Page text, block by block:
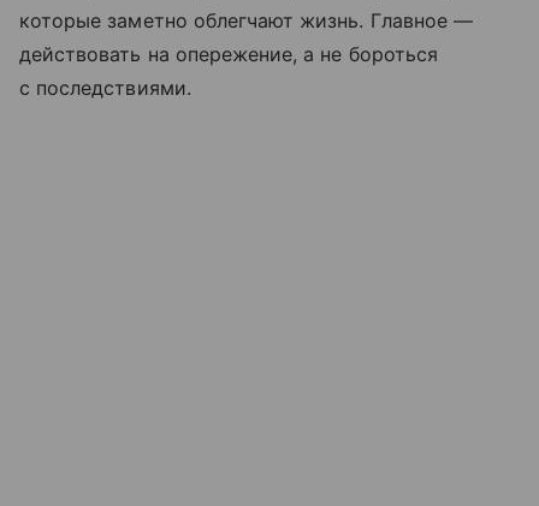
которые заметно облегчают жизнь. Главное —
действовать на опережение, а не бороться
с последствиями.